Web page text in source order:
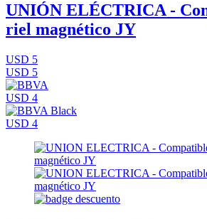
UNIÓN ELÉCTRICA -
riel magnético JY
USD 5
USD 5
USD 4
USD 4